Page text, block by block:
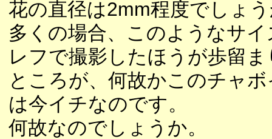
花の直径は2mm程度でしょ
多くの場合、このようなサ
レフで撮影したほうが歩留
ところが、何故かこのチャ
は今イチなのです。
何故なのでしょうか。